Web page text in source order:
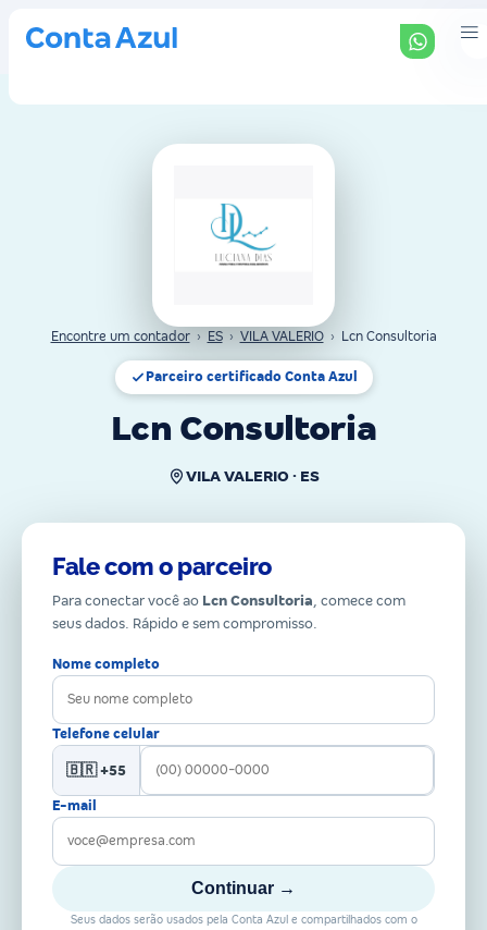
Encontre um contador › ES › VILA VALERIO › Lcn Consultoria
Parceiro certificado Conta Azul
Lcn Consultoria
VILA VALERIO · ES
Fale com o parceiro
Para conectar você ao Lcn Consultoria, comece com
seus dados. Rápido e sem compromisso.
Nome completo
Telefone celular
🇧🇷 +55
E-mail
Continuar →
Seus dados serão usados pela Conta Azul e compartilhados com o